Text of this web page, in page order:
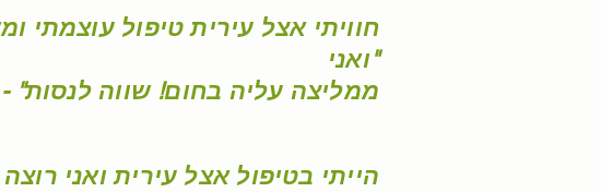
חוויתי אצל עירית טיפול עוצמתי
ואני"
ממליצה עליה בחום! שווה לנסות"
הייתי בטיפול אצל עירית ואני